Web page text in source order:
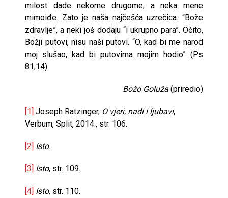
milost dade nekome drugome, a neka mene
mimoiđe. Zato je naša najčešća uzrečica: “Bože
zdravlje”, a neki još dodaju “i ukrupno para”. Očito,
Božji putovi, nisu naši putovi. “O, kad bi me narod
moj slušao, kad bi putovima mojim hodio” (Ps
81,14).
Božo Goluža (priredio)
[1] Joseph Ratzinger, O vjeri, nadi i ljubavi,
Verbum, Split, 2014., str. 106.
[2] Isto.
[3] Isto, str. 109.
[4] Isto, str. 110.